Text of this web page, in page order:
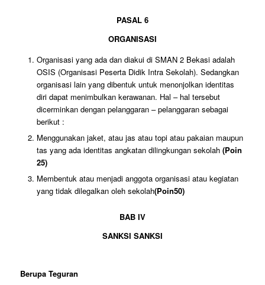
PASAL 6
ORGANISASI
Organisasi yang ada dan diakui di SMAN 2 Bekasi adalah
OSIS (Organisasi Peserta Didik Intra Sekolah). Sedangkan
organisasi lain yang dibentuk untuk menonjolkan identitas
diri dapat menimbulkan kerawanan. Hal – hal tersebut
dicerminkan dengan pelanggaran – pelanggaran sebagai
berikut :
Menggunakan jaket, atau jas atau topi atau pakaian maupun
tas yang ada identitas angkatan dilingkungan sekolah (Poin
25)
Membentuk atau menjadi anggota organisasi atau kegiatan
yang tidak dilegalkan oleh sekolah(Poin50)
BAB IV
SANKSI SANKSI
Berupa Teguran